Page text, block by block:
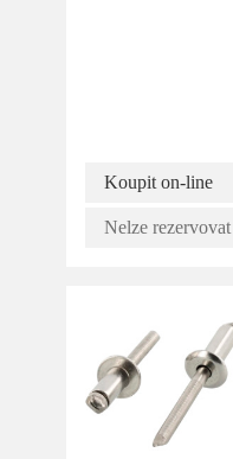
Koupit on-line
Nelze rezervovat